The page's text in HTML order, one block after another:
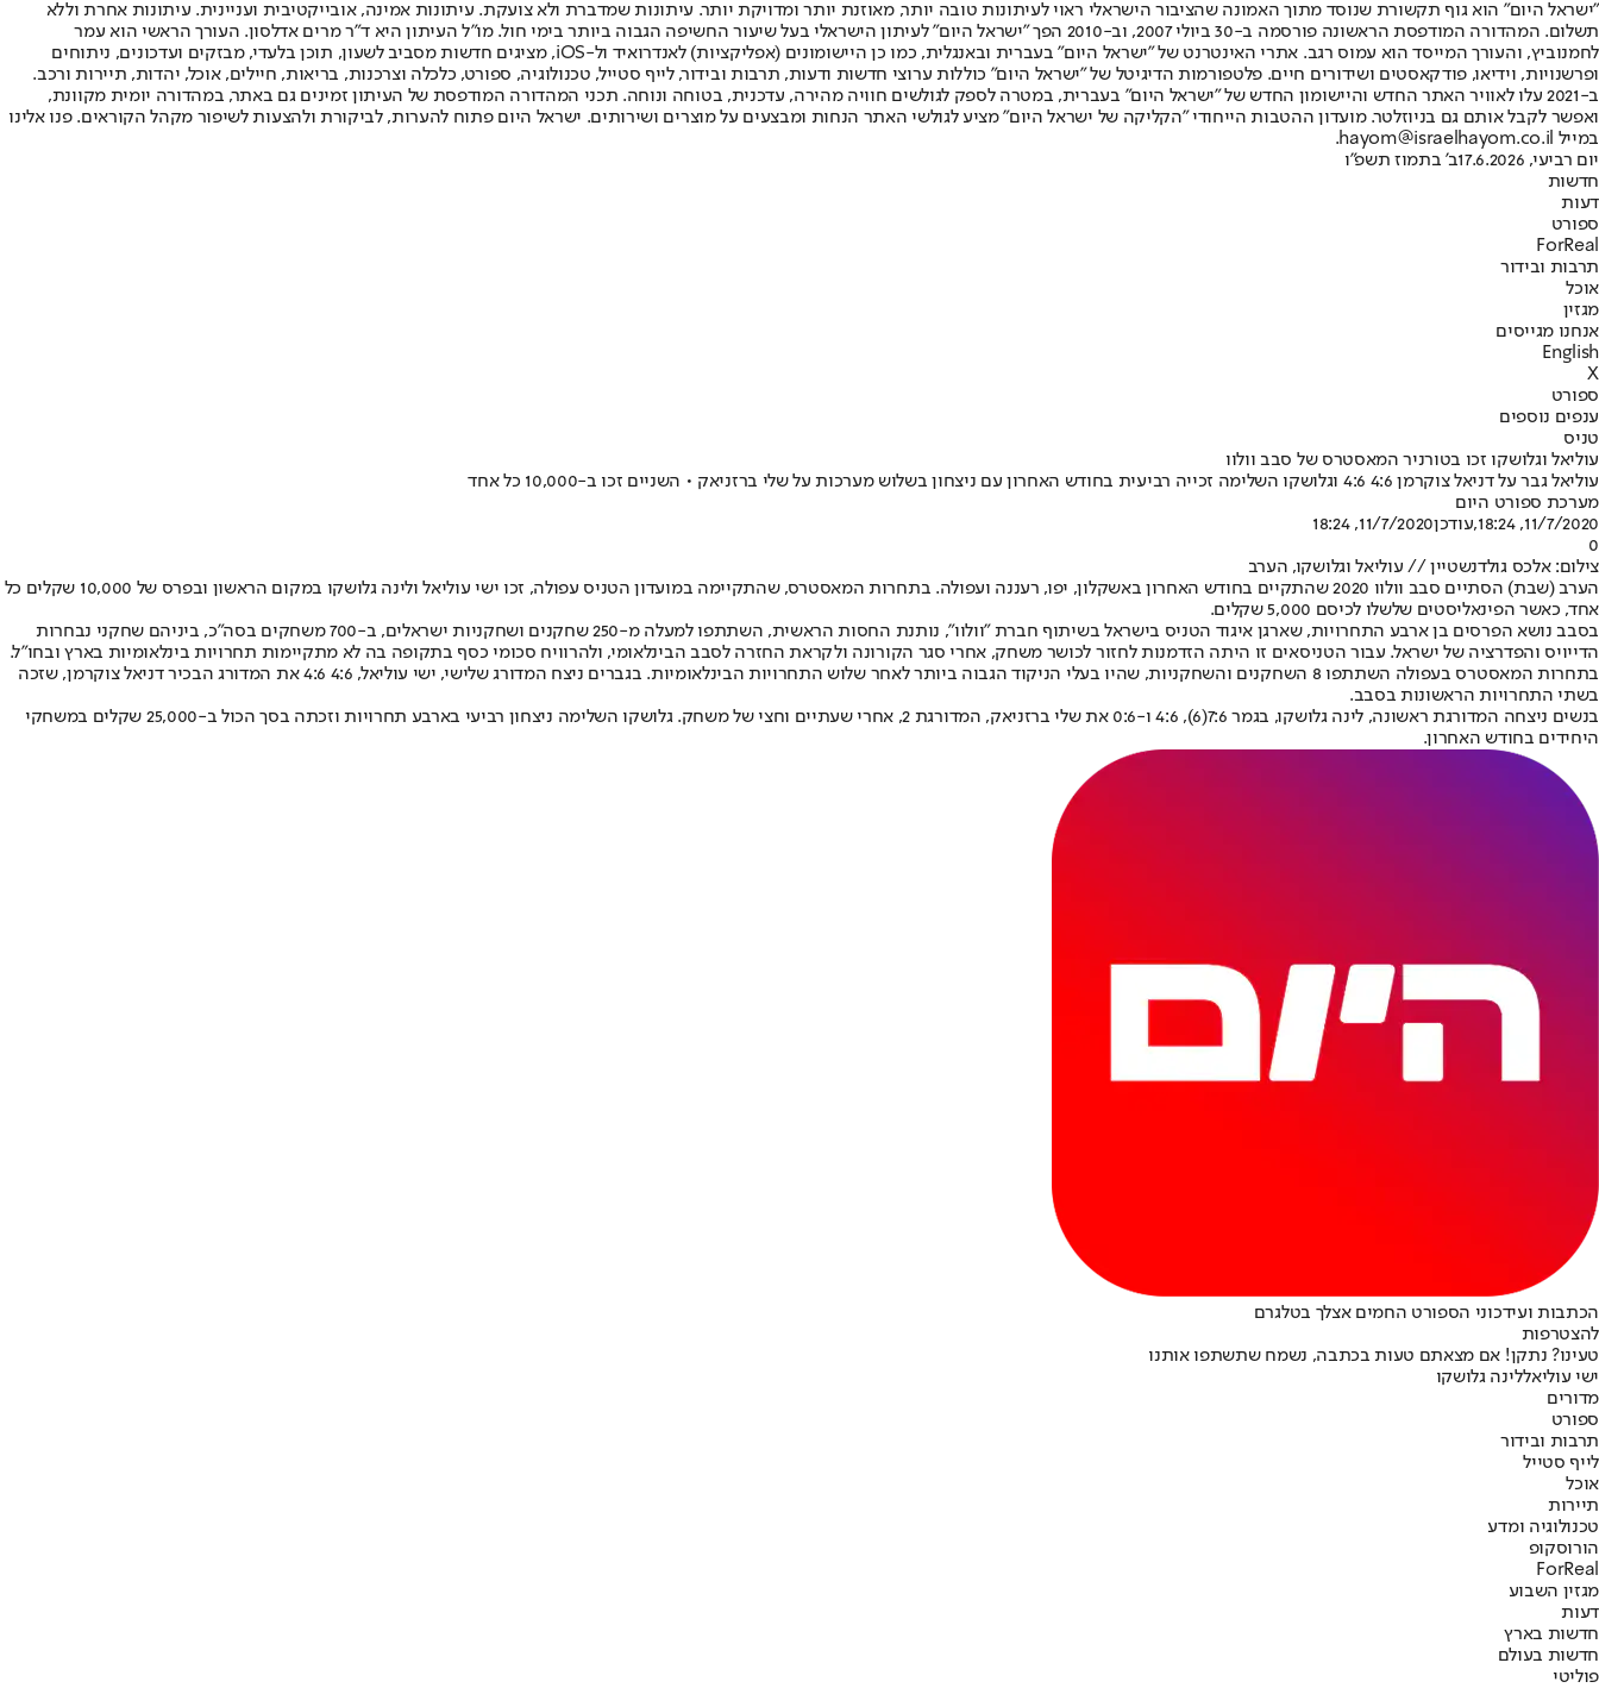
"ישראל היום" הוא גוף תקשורת שנוסד מתוך האמונה שהציבור הישראלי ראוי לעיתונות טובה יותר, מאוזנת יותר ומדויקת יותר. עיתונות שמדברת ולא צועקת. עיתונות אמינה, אובייקטיבית ועניינית. עיתונות אחרת וללא
תשלום. המהדורה המודפסת הראשונה פורסמה ב-30 ביולי 2007, וב-2010 הפך "ישראל היום" לעיתון הישראלי בעל שיעור החשיפה הגבוה ביותר בימי חול. מו"ל העיתון היא ד"ר מרים אדלסון. העורך הראשי הוא עמר
לחמנוביץ, והעורך המייסד הוא עמוס רגב. אתרי האינטרנט של "ישראל היום" בעברית ובאנגלית, כמו כן היישומונים (אפליקציות) לאנדרואיד ול-iOS, מציגים חדשות מסביב לשעון, תוכן בלעדי, מבזקים ועדכונים, ניתוחים
ופרשנויות, וידיאו, פודקאסטים ושידורים חיים. פלטפורמות הדיגיטל של "ישראל היום" כוללות ערוצי חדשות ודעות, תרבות ובידור, לייף סטייל, טכנולוגיה, ספורט, כלכלה וצרכנות, בריאות, חיילים, אוכל, יהדות, תיירות ורכב.
ב-2021 עלו לאוויר האתר החדש והיישומון החדש של "ישראל היום" בעברית, במטרה לספק לגולשים חוויה מהירה, עדכנית, בטוחה ונוחה. תכני המהדורה המודפסת של העיתון זמינים גם באתר, במהדורה יומית מקוונת,
ואפשר לקבל אותם גם בניוזלטר. מועדון ההטבות הייחודי "הקליקה של ישראל היום" מציע לגולשי האתר הנחות ומבצעים על מוצרים ושירותים. ישראל היום פתוח להערות, לביקורת ולהצעות לשיפור מקהל הקוראים. פנו אלינו
במייל hayom@israelhayom.co.il.
יום רביעי, 17.6.2026
ב' בתמוז תשפ"ו
חדשות
דעות
ספורט
ForReal
תרבות ובידור
אוכל
מגזין
אנחנו מגייסים
English
X
ספורט
ענפים נוספים
טניס
עוליאל וגלושקו זכו בטורניר המאסטרס של סבב וולוו
עוליאל גבר על דניאל צוקרמן 4:6 4:6 וגלושקו השלימה זכייה רביעית בחודש האחרון עם ניצחון בשלוש מערכות על שלי ברזניאק • השניים זכו ב-10,000 כל אחד
מערכת ספורט היום
11/7/2020, 18:24
,עודכן11/7/2020, 18:24
0
צילום: אלכס גולדנשטיין // עוליאל וגלושקו, הערב
הערב (שבת) הסתיים סבב וולוו 2020 שהתקיים בחודש האחרון באשקלון, יפו, רעננה ועפולה. בתחרות המאסטרס, שהתקיימה במועדון הטניס עפולה, זכו ישי עוליאל ולינה גלושקו במקום הראשון ובפרס של 10,000 שקלים כל
אחד, כאשר הפינאליסטים שלשלו לכיסם 5,000 שקלים.
בסבב נושא הפרסים בן ארבע התחרויות, שארגן איגוד הטניס בישראל בשיתוף חברת "וולוו", נותנת החסות הראשית, השתתפו למעלה מ-250 שחקנים ושחקניות ישראלים, ב-700 משחקים בסה"כ, ביניהם שחקני נבחרות
הדייויס והפדרציה של ישראל. עבור הטניסאים זו היתה הזדמנות לחזור לכושר משחק, אחרי סגר הקורונה ולקראת החזרה לסבב הבינלאומי, ולהרוויח סכומי כסף בתקופה בה לא מתקיימות תחרויות בינלאומיות בארץ ובחו"ל.
בתחרות המאסטרס בעפולה השתתפו 8 השחקנים והשחקניות, שהיו בעלי הניקוד הגבוה ביותר לאחר שלוש התחרויות הבינלאומיות. בגברים ניצח המדורג שלישי, ישי עוליאל, 4:6 4:6 את המדורג הבכיר דניאל צוקרמן, שזכה
בשתי התחרויות הראשונות בסבב.
בנשים ניצחה המדורגת ראשונה, לינה גלושקו, בגמר 7:6(6), 4:6 ו-0:6 את שלי ברזניאק, המדורגת 2, אחרי שעתיים וחצי של משחק. גלושקו השלימה ניצחון רביעי בארבע תחרויות וזכתה בסך הכול ב-25,000 שקלים במשחקי
היחידים בחודש האחרון.
הכתבות ועידכוני הספורט החמים אצלך בטלגרם
להצטרפות
טעינו? נתקן! אם מצאתם טעות בכתבה, נשמח שתשתפו אותנו
ישי עוליאללינה גלושקו
מדורים
ספורט
תרבות ובידור
לייף סטייל
אוכל
תיירות
טכנולוגיה ומדע
הורוסקופ
ForReal
מגזין השבוע
דעות
חדשות בארץ
חדשות בעולם
פוליטי